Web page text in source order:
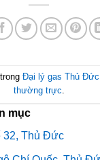
Đại lý gas Thủ Đức
thường trực.
mục
Thủ Đức